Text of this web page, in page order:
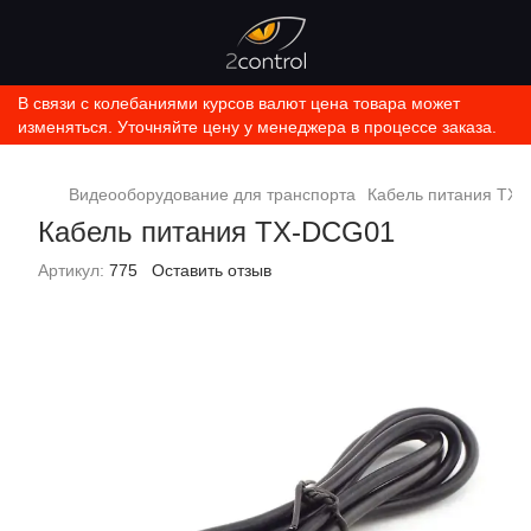
В связи с колебаниями курсов валют цена товара может
изменяться. Уточняйте цену у менеджера в процессе заказа.
Видеооборудование для транспорта Кабель питания TX-
Кабель питания TX-DCG01
Артикул: 775 Оставить отзыв